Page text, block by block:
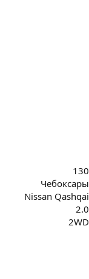
130
Чебоксары
Nissan Qashqai
2.0
2WD